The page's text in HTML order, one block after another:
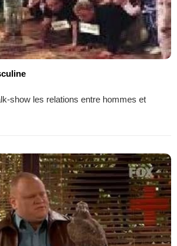
show les relations entre hommes et